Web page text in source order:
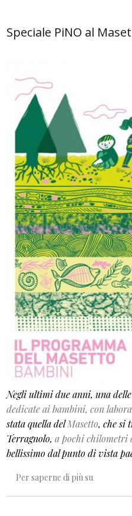
Speciale PiNO al
Negli ultimi due anni, una
dedicate ai bambini, con
stata quella delMasetto, che si
Terragnolo, a pochi chilometri
bellissimo dal punto di vista
Per saperne di più suSpeciale